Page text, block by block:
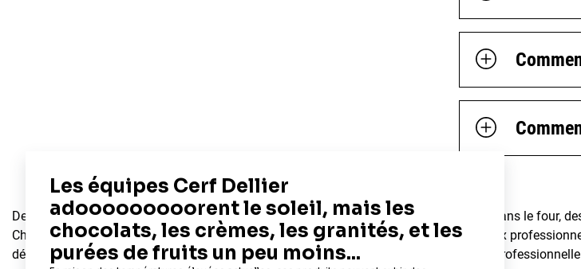
Des souvenirs d'enfance retrouvés dans les bonnes odeurs se dégageant d'un gâteau dans le four,
Chez Cerf Dellier, c'est une passion depuis 1932 : nous proposons aux particuliers et aux
délicieux gâteaux, tartes, entremets... sans oublier les ingrédients pâtissiers de qualité